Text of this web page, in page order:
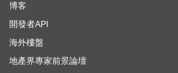
博客
開發者API
海外樓盤
地產界專家前景論壇